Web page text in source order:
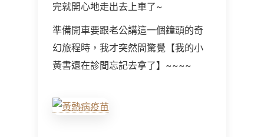
完就開心地走出去上車了~
準備開車要跟老公講這一個鐘頭的奇
幻旅程時，我才突然間驚覺【我的小
黃書還在診間忘記去拿了】~~~~